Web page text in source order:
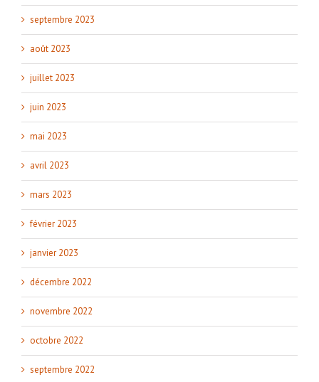
septembre 2023
août 2023
juillet 2023
juin 2023
mai 2023
avril 2023
mars 2023
février 2023
janvier 2023
décembre 2022
novembre 2022
octobre 2022
septembre 2022